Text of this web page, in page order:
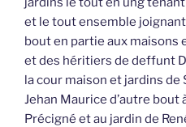
et le tout ensemble joignant
bout en partie aux maisons
et des héritiers de deffunt
la cour maison et jardins
Jehan Maurice d’autre bout
Précigné et au jardin de